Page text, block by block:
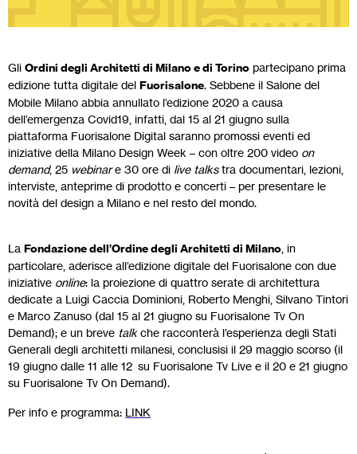
Gli Ordini degli Architetti di Milano e di Torino partecipano prima
edizione tutta digitale del Fuorisalone. Sebbene il Salone del
Mobile Milano abbia annullato l’edizione 2020 a causa
dell’emergenza Covid19, infatti, dal 15 al 21 giugno sulla
piattaforma Fuorisalone Digital saranno promossi eventi ed
iniziative della Milano Design Week – con oltre 200 video on
demand, 25 webinare 30 ore di live talkstra documentari, lezioni,
interviste, anteprime di prodotto e concerti – per presentare le
novità del design a Milano e nel resto del mondo.
La Fondazione dell’Ordine degli Architetti di Milano, in
particolare, aderisce all’edizione digitale del Fuorisalone con due
iniziative online: la proiezione di quattro serate di architettura
dedicate a Luigi Caccia Dominioni, Roberto Menghi, Silvano Tintori
e Marco Zanuso (dal 15 al 21 giugno su Fuorisalone Tv On
Demand); e un breve talkche racconterà l’esperienza degli Stati
Generali degli architetti milanesi, conclusisi il 29 maggio scorso (il
19 giugno dalle 11 alle 12 su Fuorisalone Tv Live e il 20 e 21 giugno
su Fuorisalone Tv On Demand).
Per info e programma: LINK